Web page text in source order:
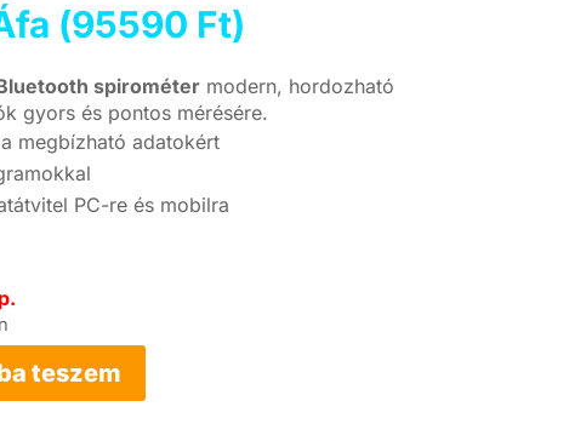
(95590 Ft)
spirométermodern, hordozható
gyors és pontos mérésére.
megbízható adatokért
PC-re és mobilra
teszem